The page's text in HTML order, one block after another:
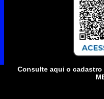
Consulte aqui o